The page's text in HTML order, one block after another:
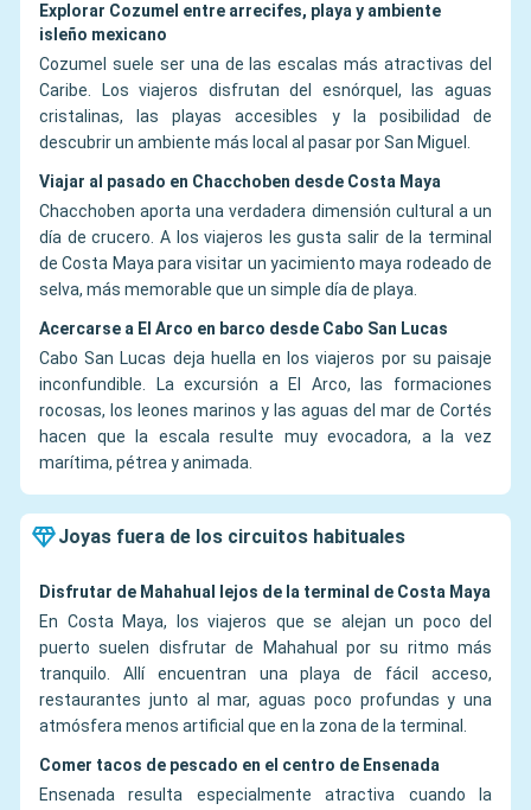
Explorar Cozumel entre arrecifes, playa y ambiente
isleño mexicano
Cozumel suele ser una de las escalas más atractivas del
Caribe. Los viajeros disfrutan del esnórquel, las aguas
cristalinas, las playas accesibles y la posibilidad de
descubrir un ambiente más local al pasar por San Miguel.
Viajar al pasado en Chacchoben desde Costa Maya
Chacchoben aporta una verdadera dimensión cultural a un
día de crucero. A los viajeros les gusta salir de la terminal
de Costa Maya para visitar un yacimiento maya rodeado de
selva, más memorable que un simple día de playa.
Acercarse a El Arco en barco desde Cabo San Lucas
Cabo San Lucas deja huella en los viajeros por su paisaje
inconfundible. La excursión a El Arco, las formaciones
rocosas, los leones marinos y las aguas del mar de Cortés
hacen que la escala resulte muy evocadora, a la vez
marítima, pétrea y animada.
Joyas fuera de los circuitos habituales
Disfrutar de Mahahual lejos de la terminal de Costa Maya
En Costa Maya, los viajeros que se alejan un poco del
puerto suelen disfrutar de Mahahual por su ritmo más
tranquilo. Allí encuentran una playa de fácil acceso,
restaurantes junto al mar, aguas poco profundas y una
atmósfera menos artificial que en la zona de la terminal.
Comer tacos de pescado en el centro de Ensenada
Ensenada resulta especialmente atractiva cuando la